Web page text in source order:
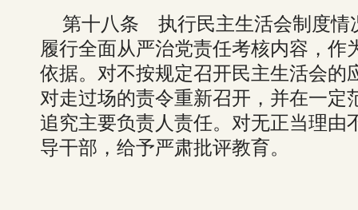
第十八条 执行民主生活会制度情
履行全面从严治党责任考核内容，作
依据。对不按规定召开民主生活会的
对走过场的责令重新召开，并在一定
追究主要负责人责任。对无正当理由
导干部，给予严肃批评教育。